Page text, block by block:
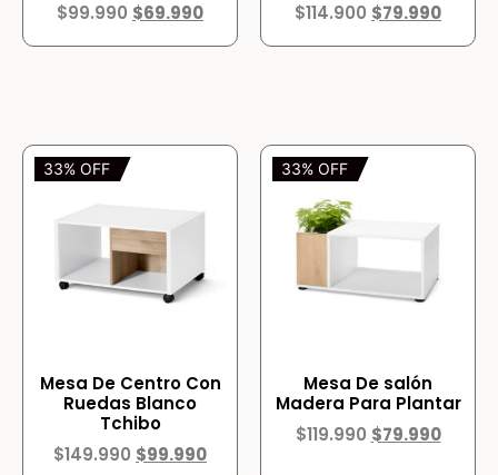
$99.990 $69.990
$114.900 $79.990
33% OFF
Mesa De Centro Con
Ruedas Blanco
Tchibo
$149.990 $99.990
33% OFF
Mesa De salón
Madera Para Plantar
$119.990 $79.990